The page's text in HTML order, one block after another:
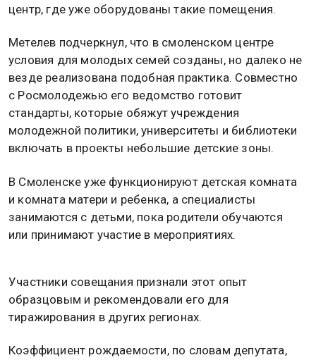
центр, где уже оборудованы такие помещения.
Метелев подчеркнул, что в смоленском центре
условия для молодых семей созданы, но далеко не
везде реализована подобная практика. Совместно
с Росмолодежью его ведомство готовит
стандарты, которые обяжут учреждения
молодежной политики, университеты и библиотеки
включать в проекты небольшие детские зоны.
В Смоленске уже функционируют детская комната
и комната матери и ребенка, а специалисты
занимаются с детьми, пока родители обучаются
или принимают участие в мероприятиях.
Участники совещания признали этот опыт
образцовым и рекомендовали его для
тиражирования в других регионах.
Коэффициент рождаемости, по словам депутата,